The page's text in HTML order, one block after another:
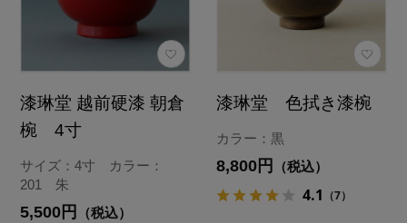
漆琳堂 越前硬漆 朝倉
椀 4寸
サイズ：4寸 カラー：
201 朱
5,500円 （税込）
漆琳堂 色拭き漆椀
カラー：黒
8,800円 （税込）
4.1 （7）